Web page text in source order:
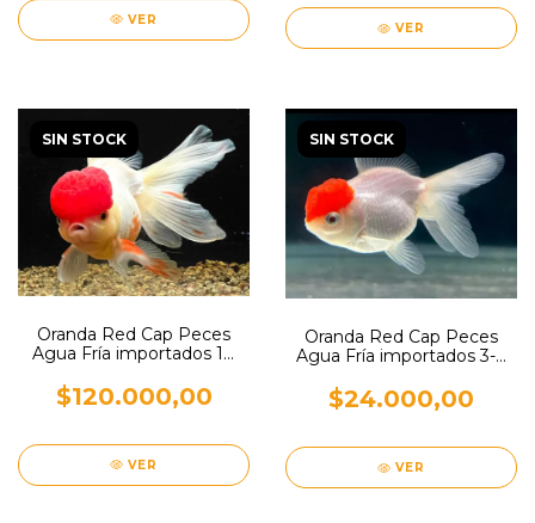
VER
VER
SIN STOCK
Oranda Red Cap Peces
Agua Fría importados 10
$120.000,00
VER
SIN STOCK
Oranda Red Cap Peces
Agua Fría importados 3-4
$24.000,00
VER